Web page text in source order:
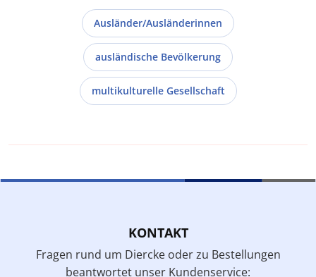
Ausländer/Ausländerinnen
ausländische Bevölkerung
multikulturelle Gesellschaft
KONTAKT
Fragen rund um Diercke oder zu Bestellungen
beantwortet unser Kundenservice: